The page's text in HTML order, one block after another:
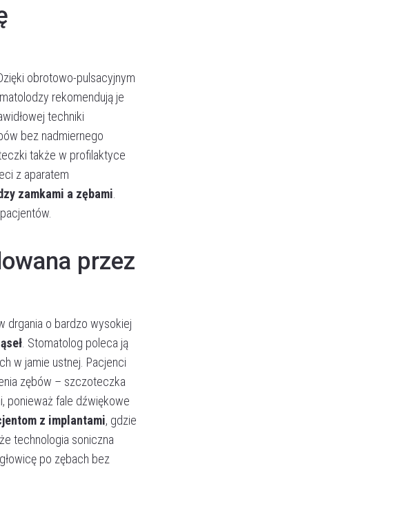
obrotowo-pulsacyjnym
rekomendują je
techniki
bez nadmiernego
także w profilaktyce
z aparatem
zamkami a zębami
przez
drgania o bardzo wysokiej
. Stomatolog poleca ją
w jamie ustnej. Pacjenci
zębów – szczoteczka
ponieważ fale dźwiękowe
z implantami, gdzie
technologia soniczna
po zębach bez